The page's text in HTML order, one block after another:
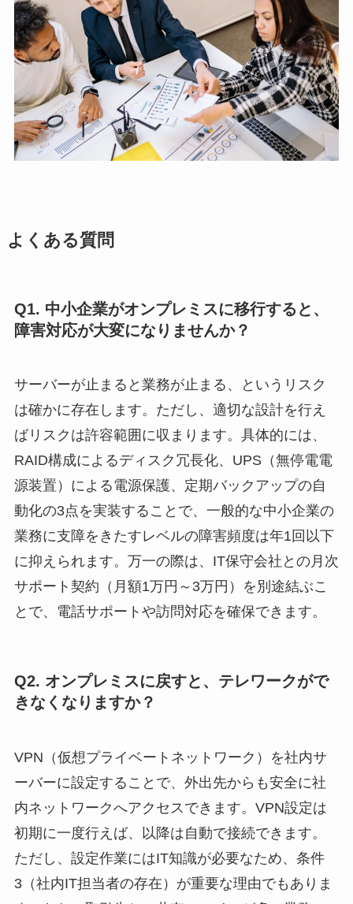
よくある質問
Q1. 中小企業がオンプレミスに移行すると、
障害対応が大変になりませんか？
サーバーが止まると業務が止まる、というリスク
は確かに存在します。ただし、適切な設計を行え
ばリスクは許容範囲に収まります。具体的には、
RAID構成によるディスク冗長化、UPS（無停電電
源装置）による電源保護、定期バックアップの自
動化の3点を実装することで、一般的な中小企業の
業務に支障をきたすレベルの障害頻度は年1回以下
に抑えられます。万一の際は、IT保守会社との月次
サポート契約（月額1万円～3万円）を別途結ぶこ
とで、電話サポートや訪問対応を確保できます。
Q2. オンプレミスに戻すと、テレワークがで
きなくなりますか？
VPN（仮想プライベートネットワーク）を社内サ
ーバーに設定することで、外出先からも安全に社
内ネットワークへアクセスできます。VPN設定は
初期に一度行えば、以降は自動で接続できます。
ただし、設定作業にはIT知識が必要なため、条件
3（社内IT担当者の存在）が重要な理由でもありま